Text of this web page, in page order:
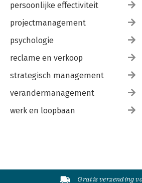
persoonlijke effectiviteit
projectmanagement
psychologie
reclame en verkoop
strategisch management
verandermanagement
werk en loopbaan
Gratis verzending